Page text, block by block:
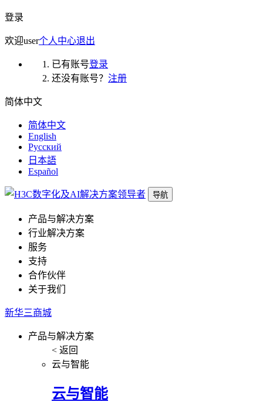
登录
欢迎user个人中心退出
已有账号登录
还没有账号？ 注册
简体中文
简体中文
English
Русский
日本語
Español
导航
产品与解决方案
行业解决方案
服务
支持
合作伙伴
关于我们
新华三商城
产品与解决方案
< 返回
云与智能
云与智能